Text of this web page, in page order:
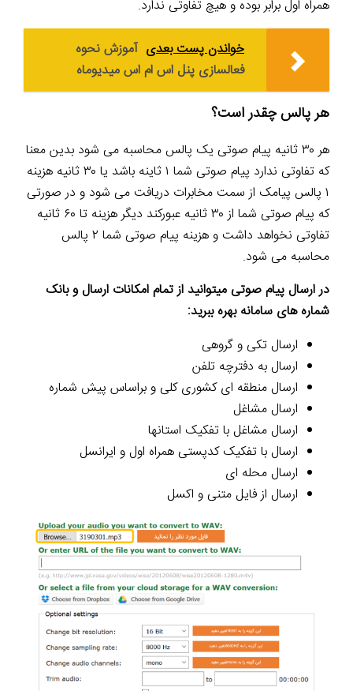
همراه اول برابر بوده و هیچ تفاوتی ندارد.
خواندن پست بعدی آموزش نحوه
فعالسازی پنل اس ام اس میدیوماه
هر پالس چقدر است؟
هر ۳۰ ثانیه پیام صوتی یک پالس محاسبه می شود بدین معنا
که تفاوتی ندارد پیام صوتی شما ۱ ثاینه باشد یا ۳۰ ثانیه هزینه
۱ پالس پیامک از سمت مخابرات دریافت می شود و در صورتی
که پیام صوتی شما از ۳۰ ثانیه عبورکند دیگر هزینه تا ۶۰ ثانیه
تفاوتی نخواهد داشت و هزینه پیام صوتی شما ۲ پالس
محاسبه می شود.
در ارسال پیام صوتی میتوانید از تمام امکانات ارسال و بانک
شماره های سامانه بهره ببرید:
ارسال تکی و گروهی
ارسال به دفترچه تلفن
ارسال منطقه ای کشوری کلی و براساس پیش شماره
ارسال مشاغل
ارسال مشاغل با تفکیک استانها
ارسال با تفکیک کدپستی همراه اول و ایرانسل
ارسال محله ای
ارسال از فایل متنی و اکسل